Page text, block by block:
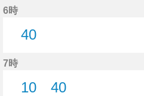
6時
40
7時
10
40